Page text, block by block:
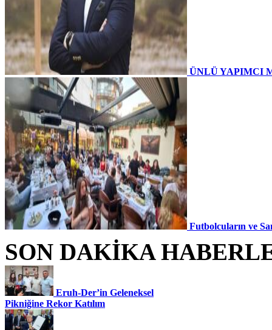
ÜNLÜ YAPIMCI
Futbolcuların ve
SON DAKİKA
Eruh-Der’in Geleneksel
Pikniğine Rekor Katılım